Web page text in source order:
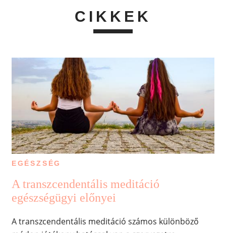
CIKKEK
EGÉSZSÉG
A transzcendentális meditáció
egészségügyi előnyei
A transzcendentális meditáció számos különböző